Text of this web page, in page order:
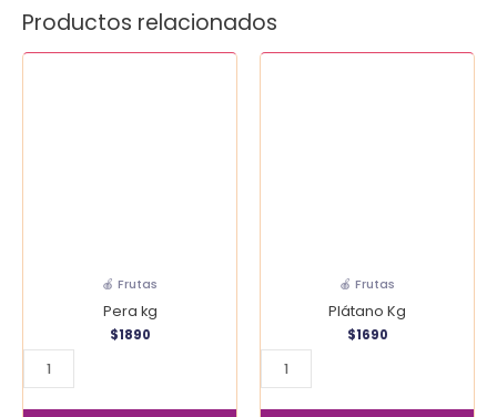
Productos relacionados
🍎 Frutas
Pera kg
$1890
🍎 Frutas
Plátano Kg
$1690